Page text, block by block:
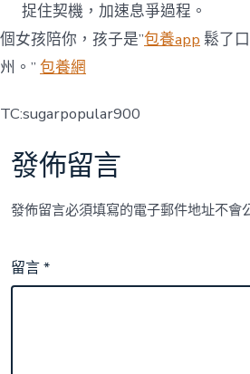
捉住契機，加速息爭過程。
個女孩陪你，孩子是”包養app 鬆了
州。” 包養網
TC:sugarpopular900
發佈留言
發佈留言必須填寫的電子郵件地址不會
留言*